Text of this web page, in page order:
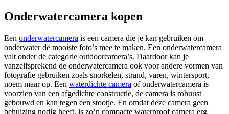
Onderwatercamera kopen
Een onderwatercamera is een camera die je kan gebruiken om
onderwater de mooiste foto’s mee te maken. Een onderwatercamera
valt onder de categorie outdoorcamera’s. Daardoor kan je
vanzelfsprekend de onderwatercamera ook voor andere vormen van
fotografie gebruiken zoals snorkelen, strand, varen, wintersport,
noem maar op. Een waterdichte camera of onderwatercamera is
voorzien van een afgedichte constructie, de camera is robuust
gebouwd en kan tegen een stootje. En omdat deze camera geen
behuizing nodig heeft, is zo’n compacte waterproof camera erg